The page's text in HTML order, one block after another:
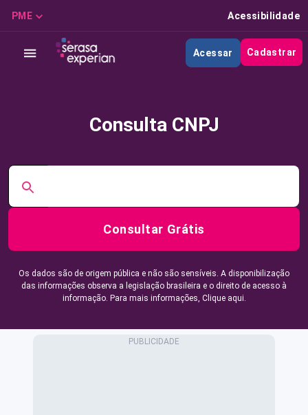
PME Acessibilidade
Acessar Cadastrar
Consulta CNPJ
Consultar Grátis
Os dados são de origem pública e não são sensíveis. A disponibilização
das informações observa a legislação brasileira e o direito de acesso à
informação. Para mais informações, Clique aqui.